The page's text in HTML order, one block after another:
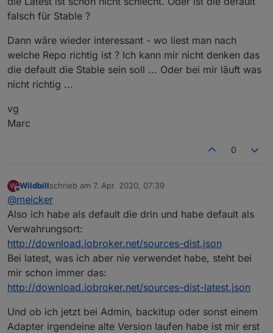
falsch für Stable ?
Dann wäre wieder interessant - wo liest man nach
welche Repo richtig ist ? Ich kann mir nicht denken das
die default die Stable sein soll ... Oder bei mir läuft was
nicht richtig ...
vg
Marc
0
W
Offline
Wildbillschrieb am 7. Apr. 2020, 07:39
zuletzt editiert von
@meicker
Also ich habe als default die drin und habe default als
Verwahrungsort:
http://download.iobroker.net/sources-dist.json
Bei latest, was ich aber nie verwendet habe, steht bei
mir schon immer das:
http://download.iobroker.net/sources-dist-latest.json
Und ob ich jetzt bei Admin, backitup oder sonst einem
Adapter irgendeine alte Version laufen habe ist mir erst